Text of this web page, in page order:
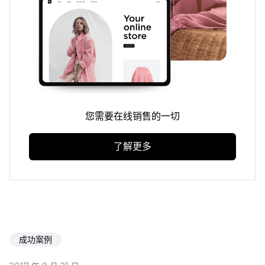
您需要在线销售的一切
了解更多
成功案例